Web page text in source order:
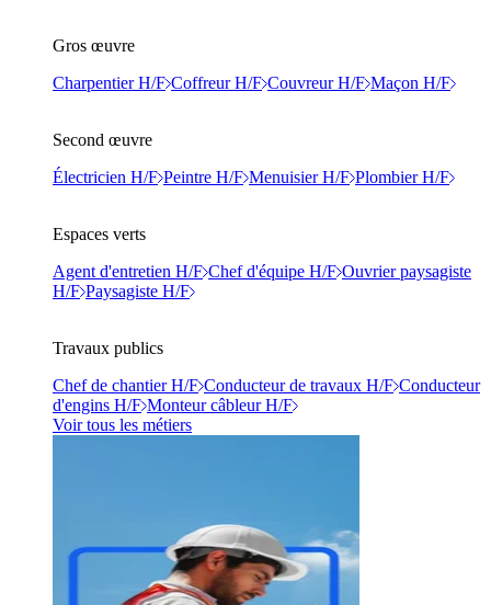
Gros œuvre
Charpentier H/F Coffreur H/F Couvreur H/F Maçon H/F
Second œuvre
Électricien H/F Peintre H/F Menuisier H/F Plombier H/F
Espaces verts
Agent d'entretien H/F Chef d'équipe H/F Ouvrier paysagiste
H/F Paysagiste H/F
Travaux publics
Chef de chantier H/F Conducteur de travaux H/F Conducteur
d'engins H/F Monteur câbleur H/F
Voir tous les métiers